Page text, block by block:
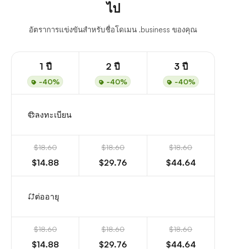
ไป
อัตราการแข่งขันสำหรับชื่อโดเมน .business ของคุณ
1 ปี
-40%
2 ปี
-40%
3 ปี
-40%
ลงทะเบียน
$18.60
$14.88
$18.60
$29.76
$18.60
$44.64
ต่ออายุ
$18.60
$14.88
$18.60
$29.76
$18.60
$44.64